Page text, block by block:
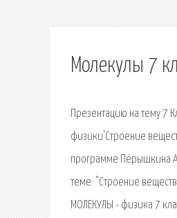
Молекулы 7
Презентацию на тему 7
физики'Строение
программе Пёрышкина
теме: "Строение
МОЛЕКУЛЫ - физика 7